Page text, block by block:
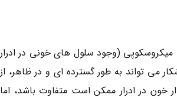
میکروسکوپی (وجود سلول های خونی در ادرار
می تواند به طور گسترده ای و در ظاهر، از
خون در ادرار ممکن است متفاوت باشد، اما